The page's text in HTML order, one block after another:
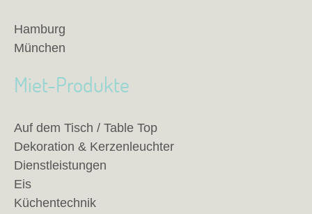
Hamburg
München
Miet-Produkte
Auf dem Tisch / Table Top
Dekoration & Kerzenleuchter
Dienstleistungen
Eis
Küchentechnik